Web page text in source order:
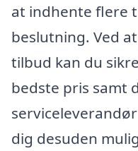
at indhente flere
beslutning. Ved
tilbud kan du
bedste pris samt
dig desuden